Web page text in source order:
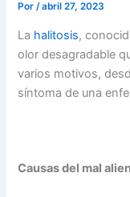
Por/abril 27, 2023
La halitosis,
olor desagradable
varios motivos,
síntoma de una
Causas del mal